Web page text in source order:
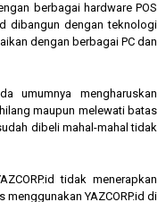
berbagai hardware POS
dibangun dengan teknologi
dengan berbagai PC dan
umumnya mengharuskan
maupun melewati batas
dibeli mahal-mahal tidak
tidak menerapkan
YAZCORP.id di